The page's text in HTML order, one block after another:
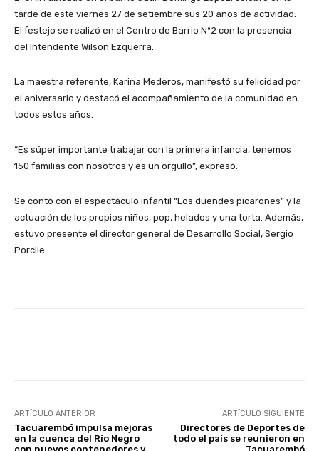
tarde de este viernes 27 de setiembre sus 20 años de actividad.
El festejo se realizó en el Centro de Barrio Nº2 con la presencia
del Intendente Wilson Ezquerra.
La maestra referente, Karina Mederos, manifestó su felicidad por
el aniversario y destacó el acompañamiento de la comunidad en
todos estos años.
“Es súper importante trabajar con la primera infancia, tenemos
150 familias con nosotros y es un orgullo”, expresó.
Se contó con el espectáculo infantil “Los duendes picarones” y la
actuación de los propios niños, pop, helados y una torta. Además,
estuvo presente el director general de Desarrollo Social, Sergio
Porcile.
ARTÍCULO ANTERIOR
Tacuarembó impulsa mejoras
en la cuenca del Río Negro
ARTÍCULO SIGUIENTE
Directores de Deportes de
todo el país se reunieron en